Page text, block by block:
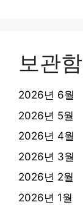
보관함
2026년 6월
2026년 5월
2026년 4월
2026년 3월
2026년 2월
2026년 1월